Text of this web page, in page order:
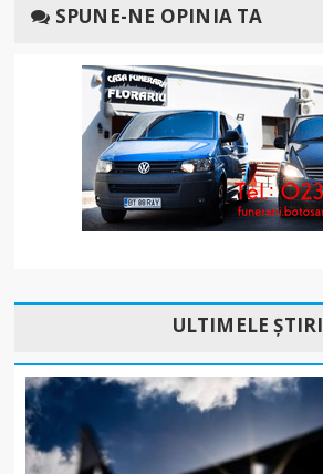
SPUNE-NE OPINIA TA
ULTIMELE ȘTIRI